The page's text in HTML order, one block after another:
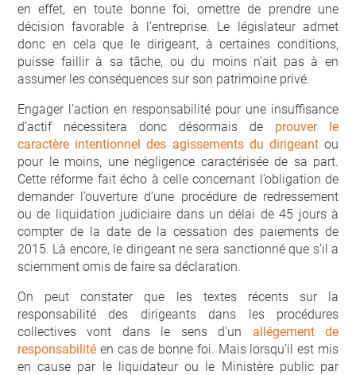
en effet, en toute bonne foi, omettre de prendre une
décision favorable à l’entreprise. Le législateur admet
donc en cela que le dirigeant, à certaines conditions,
puisse faillir à sa tâche, ou du moins n’ait pas à en
assumer les conséquences sur son patrimoine privé.
Engager l’action en responsabilité pour une insuffisance
d’actif nécessitera donc désormais de prouver le
caractère intentionnel des agissements du dirigeantou
pour le moins, une négligence caractérisée de sa part.
Cette réforme fait écho à celle concernant l’obligation de
demander l’ouverture d’une procédure de redressement
ou de liquidation judiciaire dans un délai de 45 jours à
compter de la date de la cessation des paiements de
2015. Là encore, le dirigeant ne sera sanctionné que s’il a
sciemment omis de faire sa déclaration.
On peut constater que les textes récents sur la
responsabilité des dirigeants dans les procédures
collectives vont dans le sens d’un allégement de
responsabilité en cas de bonne foi. Mais lorsqu’il est mis
en cause par le liquidateur ou le Ministère public par